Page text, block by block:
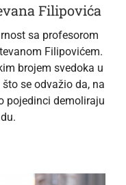
Filipovića
sa profesorom
Filipovićem.
brojem svedoka u
se odvažio da, na
pojedinci demoliraju